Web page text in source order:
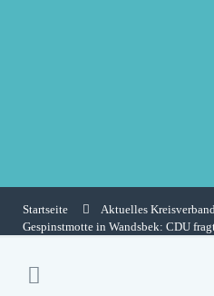
Startseite
Aktuelles
Gespinstmotte in Wandsbek: CDU